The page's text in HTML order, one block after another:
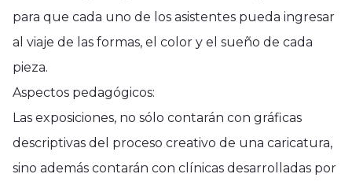
para que cada uno de los asistentes pueda ingresar
al viaje de las formas, el color y el sueño de cada
pieza.
Aspectos pedagógicos:
Las exposiciones, no sólo contarán con gráficas
descriptivas del proceso creativo de una caricatura,
sino además contarán con clínicas desarrolladas por